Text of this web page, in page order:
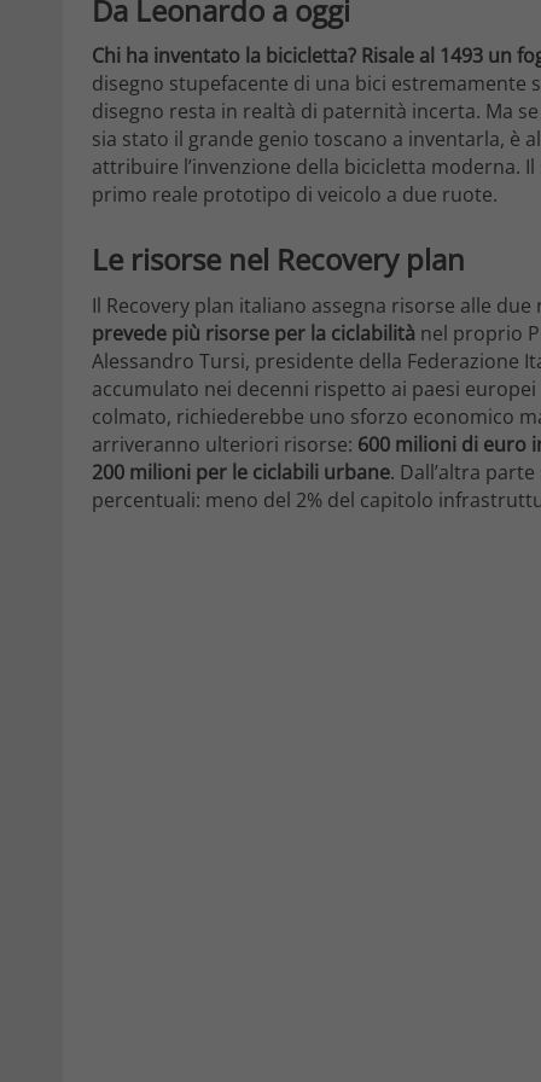
Da Leonardo a oggi
Chi ha inventato la bicicletta? Risale al 1493 un
disegno stupefacente di una bici estremamente
disegno resta in realtà di paternità incerta. Ma
sia stato il grande genio toscano a inventarla, è
attribuire l’invenzione della bicicletta moderna.
primo reale prototipo di veicolo a due ruote.
Le risorse nel Recovery plan
Il Recovery plan italiano assegna risorse alle due
prevede più risorse per la ciclabilità nel proprio
Alessandro Tursi, presidente della Federazione
accumulato nei decenni rispetto ai paesi
colmato, richiederebbe uno sforzo economico
arriveranno ulteriori risorse: 600 milioni di euro
200 milioni per le ciclabili urbane. Dall’altra
percentuali: meno del 2% del capitolo